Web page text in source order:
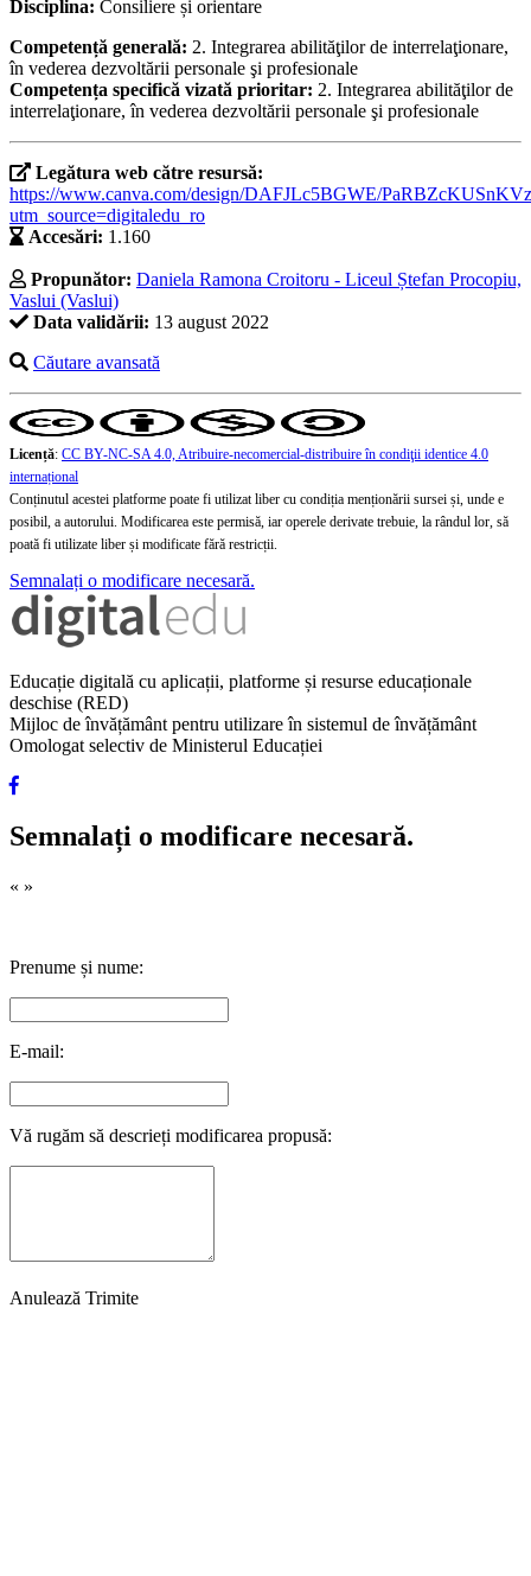
Disciplina: Consiliere și orientare
Competență generală: 2. Integrarea abilităţilor de interrelaţionare,
în vederea dezvoltării personale şi profesionale
Competența specifică vizată prioritar: 2. Integrarea abilităţilor de
interrelaţionare, în vederea dezvoltării personale şi profesionale
Legătura web către resursă:
https://www.canva.com/design/DAFJLc5BGWE/
utm_source=digitaledu_ro
Accesări: 1.160
Propunător: Daniela Ramona Croitoru - Liceul Ștefan Procopiu,
Vaslui (Vaslui)
Data validării: 13 august 2022
Căutare avansată
Licență: CC BY-NC-SA 4.0, Atribuire-necomercial-distribuire în condiţii identice 4.0
internațional
Conținutul acestei platforme poate fi utilizat liber cu condiția menționării sursei și, unde e
posibil, a autorului. Modificarea este permisă, iar operele derivate trebuie, la rândul lor, să
poată fi utilizate liber și modificate fără restricții.
Semnalați o modificare necesară.
Educație digitală cu aplicații, platforme și resurse educaționale
deschise (RED)
Mijloc de învățământ pentru utilizare în sistemul de învățământ
Omologat selectiv de Ministerul Educației
Semnalați o modificare necesară.
« »
Prenume și nume:
E-mail:
Vă rugăm să descrieți modificarea propusă:
Anulează Trimite